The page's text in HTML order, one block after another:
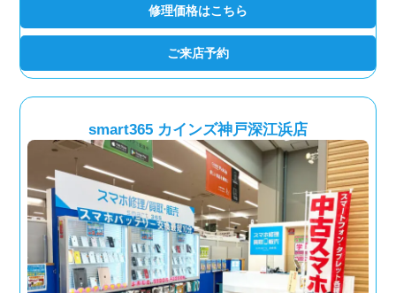
修理価格はこちら
ご来店予約
smart365 カインズ神戸深江浜店